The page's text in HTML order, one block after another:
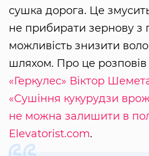
сушка дорога. Це
не прибирати зернову з
можливість знизити
шляхом. Про це
«Геркулес» Віктор
«Сушіння кукурудзи
не можна залишити в
Elevatorist.com.